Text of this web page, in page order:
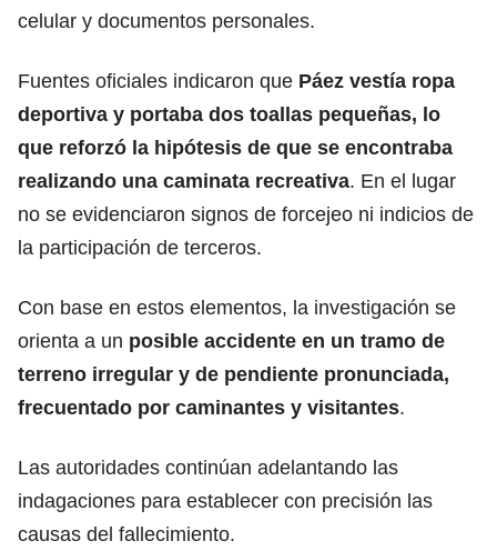
celular y documentos personales.
Fuentes oficiales indicaron que Páez vestía ropa
deportiva y portaba dos toallas pequeñas, lo
que reforzó la hipótesis de que se encontraba
realizando una caminata recreativa. En el lugar
no se evidenciaron signos de forcejeo ni indicios de
la participación de terceros.
Con base en estos elementos, la investigación se
orienta a un posible accidente en un tramo de
terreno irregular y de pendiente pronunciada,
frecuentado por caminantes y visitantes.
Las autoridades continúan adelantando las
indagaciones para establecer con precisión las
causas del fallecimiento.